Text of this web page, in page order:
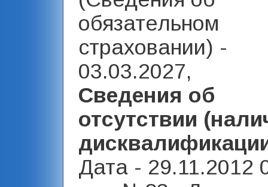
обязательном
страховании) -
03.03.2027,
Сведения об
отсутствии
Дата - 29.11.2012